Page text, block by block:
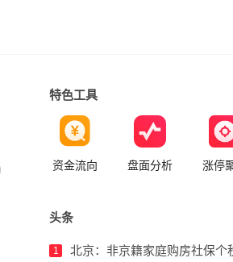
特色工具
资金流向 盘面分析 涨停
头条
1
北京：非京籍家庭购房社保个